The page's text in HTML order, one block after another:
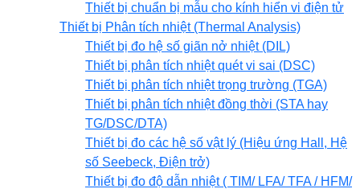
Thiết bị chuẩn bị mẫu cho kính hiển vi điện tử
Thiết bị Phân tích nhiệt (Thermal Analysis)
Thiết bị đo hệ số giãn nở nhiệt (DIL)
Thiết bị phân tích nhiệt quét vi sai (DSC)
Thiết bị phân tích nhiệt trọng trường (TGA)
Thiết bị phân tích nhiệt đồng thời (STA hay
TG/DSC/DTA)
Thiết bị đo các hệ số vật lý (Hiệu ứng Hall, Hệ
số Seebeck, Điện trở)
Thiết bị đo độ dẫn nhiệt ( TIM/ LFA/ TFA / HFM/